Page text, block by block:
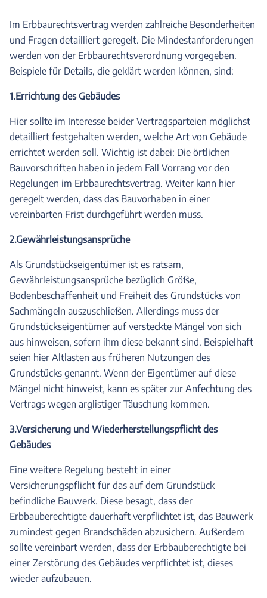
Im Erbbaurechtsvertrag werden zahlreiche Besonderheiten
und Fragen detailliert geregelt. Die Mindestanforderungen
werden von der Erbbaurechtsverordnung vorgegeben.
Beispiele für Details, die geklärt werden können, sind:
1.Errichtung des Gebäudes
Hier sollte im Interesse beider Vertragsparteien möglichst
detailliert festgehalten werden, welche Art von Gebäude
errichtet werden soll. Wichtig ist dabei: Die örtlichen
Bauvorschriften haben in jedem Fall Vorrang vor den
Regelungen im Erbbaurechtsvertrag. Weiter kann hier
geregelt werden, dass das Bauvorhaben in einer
vereinbarten Frist durchgeführt werden muss.
2.Gewährleistungsansprüche
Als Grundstückseigentümer ist es ratsam,
Gewährleistungsansprüche bezüglich Größe,
Bodenbeschaffenheit und Freiheit des Grundstücks von
Sachmängeln auszuschließen. Allerdings muss der
Grundstückseigentümer auf versteckte Mängel von sich
aus hinweisen, sofern ihm diese bekannt sind. Beispielhaft
seien hier Altlasten aus früheren Nutzungen des
Grundstücks genannt. Wenn der Eigentümer auf diese
Mängel nicht hinweist, kann es später zur Anfechtung des
Vertrags wegen arglistiger Täuschung kommen.
3.Versicherung und Wiederherstellungspflicht des
Gebäudes
Eine weitere Regelung besteht in einer
Versicherungspflicht für das auf dem Grundstück
befindliche Bauwerk. Diese besagt, dass der
Erbbauberechtigte dauerhaft verpflichtet ist, das Bauwerk
zumindest gegen Brandschäden abzusichern. Außerdem
sollte vereinbart werden, dass der Erbbauberechtigte bei
einer Zerstörung des Gebäudes verpflichtet ist, dieses
wieder aufzubauen.